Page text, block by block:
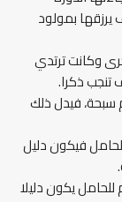
بمولود
وكانت ترتدي
تنجب ذكرا.
سبحة، فيدل ذلك
فيكون دليل
يكون دليلا